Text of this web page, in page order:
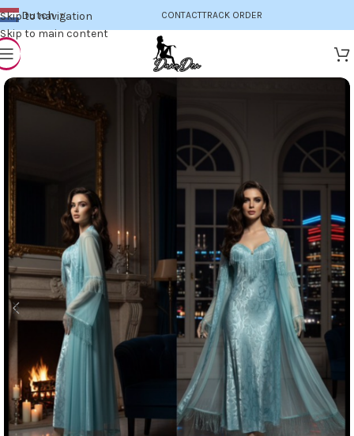
Skip to navigation
Skip to main content
Dutch ▼ CONTACTTRACK ORDER